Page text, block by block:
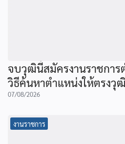
จบวุฒินี้สมัครงานราชการ
วิธีค้นหาตำแหน่งให้ตรงวุฒิ
07/08/2026
งานราชการ